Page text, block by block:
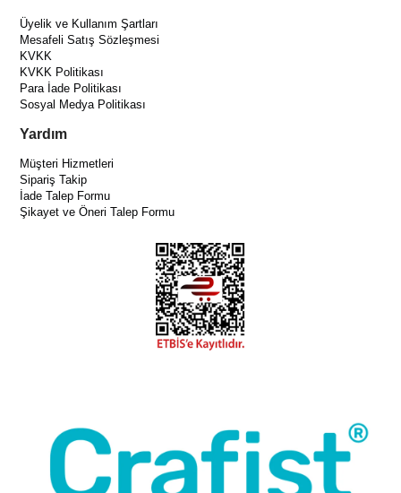
Üyelik ve Kullanım Şartları
Mesafeli Satış Sözleşmesi
KVKK
KVKK Politikası
Para İade Politikası
Sosyal Medya Politikası
Yardım
Müşteri Hizmetleri
Sipariş Takip
İade Talep Formu
Şikayet ve Öneri Talep Formu